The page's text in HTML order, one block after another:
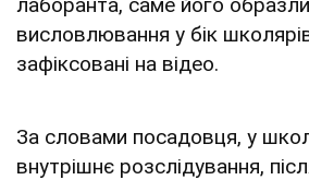
висловлювання у бік
зафіксовані на відео.
За словами посадовця, у
внутрішнє розслідування,